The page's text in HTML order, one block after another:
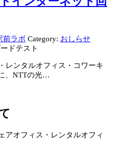
前ラボ Category: おしらせ
レンタルオフィス・コワーキ
、NTTの光…
アオフィス・レンタルオフィ